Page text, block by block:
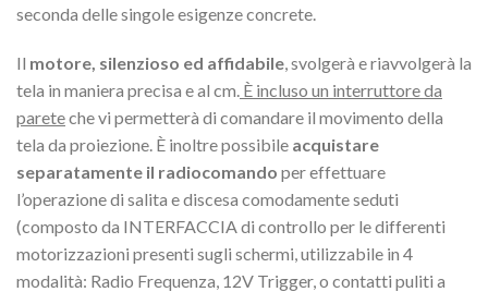
seconda delle singole esigenze concrete.
Il motore, silenzioso ed affidabile , svolgerà e riavvolgerà la
tela in maniera precisa e al cm. È incluso un interruttore da
pareteche vi permetterà di comandare il movimento della
tela da proiezione. È inoltre possibile acquistare
separatamente il radiocomando per effettuare
l’operazione di salita e discesa comodamente seduti
(composto da INTERFACCIA di controllo per le differenti
motorizzazioni presenti sugli schermi, utilizzabile in 4
modalità: Radio Frequenza, 12V Trigger, o contatti puliti a